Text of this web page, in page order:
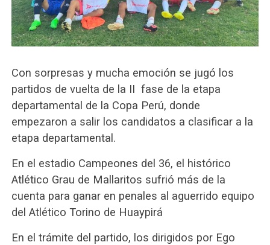
Con sorpresas y mucha emoción se jugó los
partidos de vuelta de la II fase de la etapa
departamental de la Copa Perú, donde
empezaron a salir los candidatos a clasificar a la
etapa departamental.
En el estadio Campeones del 36, el histórico
Atlético Grau de Mallaritos sufrió más de la
cuenta para ganar en penales al aguerrido equipo
del Atlético Torino de Huaypirá
En el trámite del partido, los dirigidos por Ego